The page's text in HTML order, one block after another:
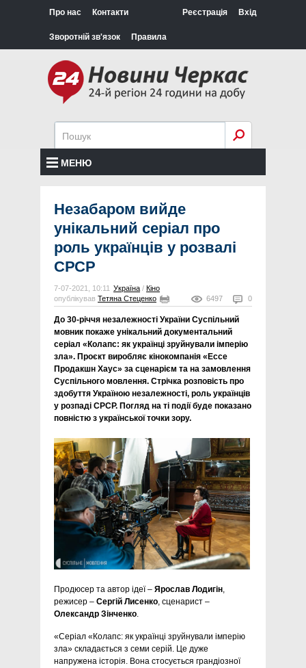
Про нас Контакти
Зворотній зв'язок Правила
Реєстрація Вхід
МЕНЮ
Незабаром вийде
унікальний серіал про
роль українців у розвалі
СРСР
7-07-2021, 10:11 Україна / Кіно
опублікував Тетяна Стеценко 0
6497
До 30-річчя незалежності України Суспільний
мовник покаже унікальний документальний
серіал «Колапс: як українці зруйнували імперію
зла». Проєкт виробляє кінокомпанія «Ессе
Продакшн Хаус» за сценарієм та на замовлення
Суспільного мовлення. Стрічка розповість про
здобуття Україною незалежності, роль українців
у розпаді СРСР. Погляд на ті події буде показано
повністю з української точки зору.
Продюсер та автор ідеї – Ярослав Лодигін
режисер – Сергій Лисенко , сценарист –
Олександр Зінченко
«Серіал «Колапс: як українці зруйнували імперію
зла» складається з семи серій. Це дуже
напружена історія. Вона стосується грандіозної